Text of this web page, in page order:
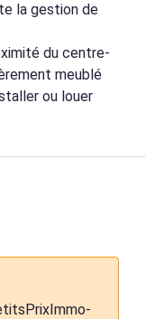
la gestion de
du centre-
meublé
ou louer